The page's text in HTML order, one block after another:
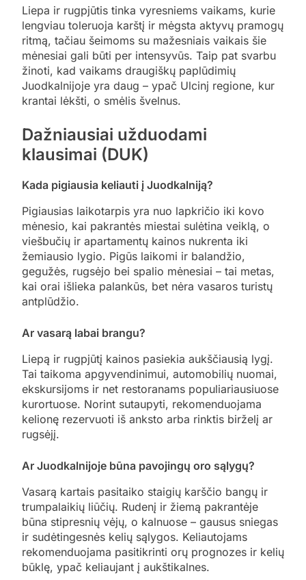
Liepa ir rugpjūtis tinka vyresniems vaikams, kurie
lengviau toleruoja karštį ir mėgsta aktyvų pramogų
ritmą, tačiau šeimoms su mažesniais vaikais šie
mėnesiai gali būti per intensyvūs. Taip pat svarbu
žinoti, kad vaikams draugiškų paplūdimių
Juodkalnijoje yra daug – ypač Ulcinj regione, kur
krantai lėkšti, o smėlis švelnus.
Dažniausiai užduodami
klausimai (DUK)
Kada pigiausia keliauti į Juodkalniją?
Pigiausias laikotarpis yra nuo lapkričio iki kovo
mėnesio, kai pakrantės miestai sulėtina veiklą, o
viešbučių ir apartamentų kainos nukrenta iki
žemiausio lygio. Pigūs laikomi ir balandžio,
gegužės, rugsėjo bei spalio mėnesiai – tai metas,
kai orai išlieka palankūs, bet nėra vasaros turistų
antplūdžio.
Ar vasarą labai brangu?
Liepą ir rugpjūtį kainos pasiekia aukščiausią lygį.
Tai taikoma apgyvendinimui, automobilių nuomai,
ekskursijoms ir net restoranams populiariausiuose
kurortuose. Norint sutaupyti, rekomenduojama
kelionę rezervuoti iš anksto arba rinktis birželį ar
rugsėjį.
Ar Juodkalnijoje būna pavojingų oro sąlygų?
Vasarą kartais pasitaiko staigių karščio bangų ir
trumpalaikių liūčių. Rudenį ir žiemą pakrantėje
būna stipresnių vėjų, o kalnuose – gausus sniegas
ir sudėtingesnės kelių sąlygos. Keliautojams
rekomenduojama pasitikrinti orų prognozes ir kelių
būklę, ypač keliaujant į aukštikalnes.